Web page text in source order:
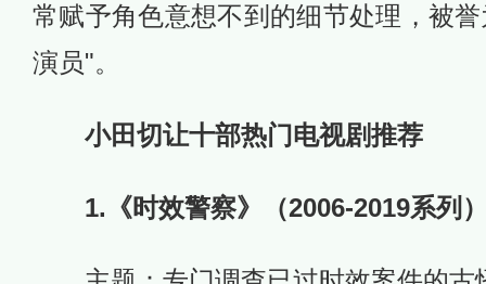
常赋予角色意想不到的细节处理，被
演员"。
小田切让十部热门电视剧推荐
1.《时效警察》（2006-2019系列